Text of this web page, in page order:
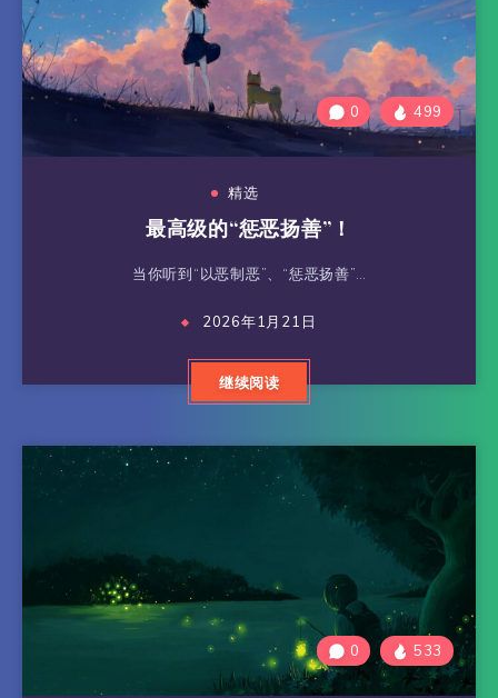
0 499
精选
最高级的“惩恶扬善”！
当你听到“以恶制恶”、“惩恶扬善”…
2026年1月21日
继续阅读
0 533